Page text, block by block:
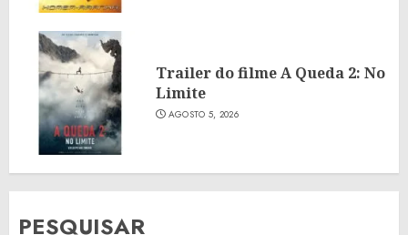
Trailer do filme A Queda 2: No
Limite
AGOSTO 5, 2026
PESQUISAR